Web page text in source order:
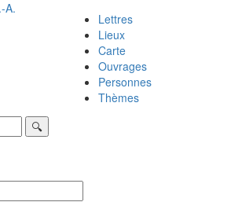
A.
Lettres
Lieux
Carte
Ouvrages
Personnes
Thèmes